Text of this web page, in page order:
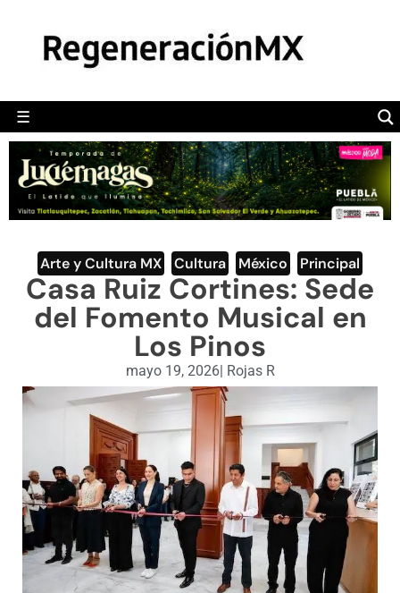
☰
POLÍTICA
CAMALEÓN
OPINIÓN
DEPORTES
ENGLISH SECTION
VIDEOS
Arte y Cultura MX Cultura México Principal
Casa Ruiz Cortines: Sede
del Fomento Musical en
Los Pinos
mayo 19, 2026| Rojas R